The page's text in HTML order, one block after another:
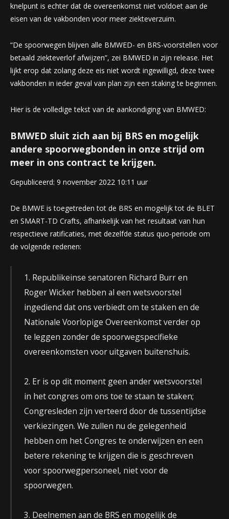
knelpunt is echter dat de overeenkomst niet voldoet aan de
eisen van de vakbonden voor meer ziekteverzuim.
“De spoorwegen blijven alle BMWED- en BRS-voorstellen voor
betaald ziekteverlof afwijzen”, zei BMWED in zijn release. Het
lijkt erop dat zolang deze eis niet wordt ingewilligd, deze twee
vakbonden in ieder geval van plan zijn een staking te beginnen.
Hier is de volledige tekst van de aankondiging van BMWED:
BMWED sluit zich aan bij BRS en mogelijk
andere spoorwegbonden in onze strijd om
meer in ons contract te krijgen.
Gepubliceerd: 9 november 2022 10:11 uur
De BMWE is toegetreden tot de BRS en mogelijk tot de BLET
en SMART-TD Crafts, afhankelijk van het resultaat van hun
respectieve ratificaties, met dezelfde status quo-periode om
de volgende redenen:
1. Republikeinse senatoren Richard Burr en
Roger Wicker hebben al een wetsvoorstel
ingediend dat ons verbiedt om te staken en de
Nationale Voorlopige Overeenkomst verder op
te leggen zonder de spoorwegspecifieke
overeenkomsten voor uitgaven buitenshuis.
2. Er is op dit moment geen ander wetsvoorstel
in het congres om ons toe te staan ​​te staken;
Congresleden zijn verteerd door de tussentijdse
verkiezingen. We zullen nu de gelegenheid
hebben om het Congres te onderwijzen en een
betere rekening te krijgen die is geschreven
voor spoorwegpersoneel, niet voor de
spoorwegen.
3. Deelnemen aan de BRS en mogelijk de